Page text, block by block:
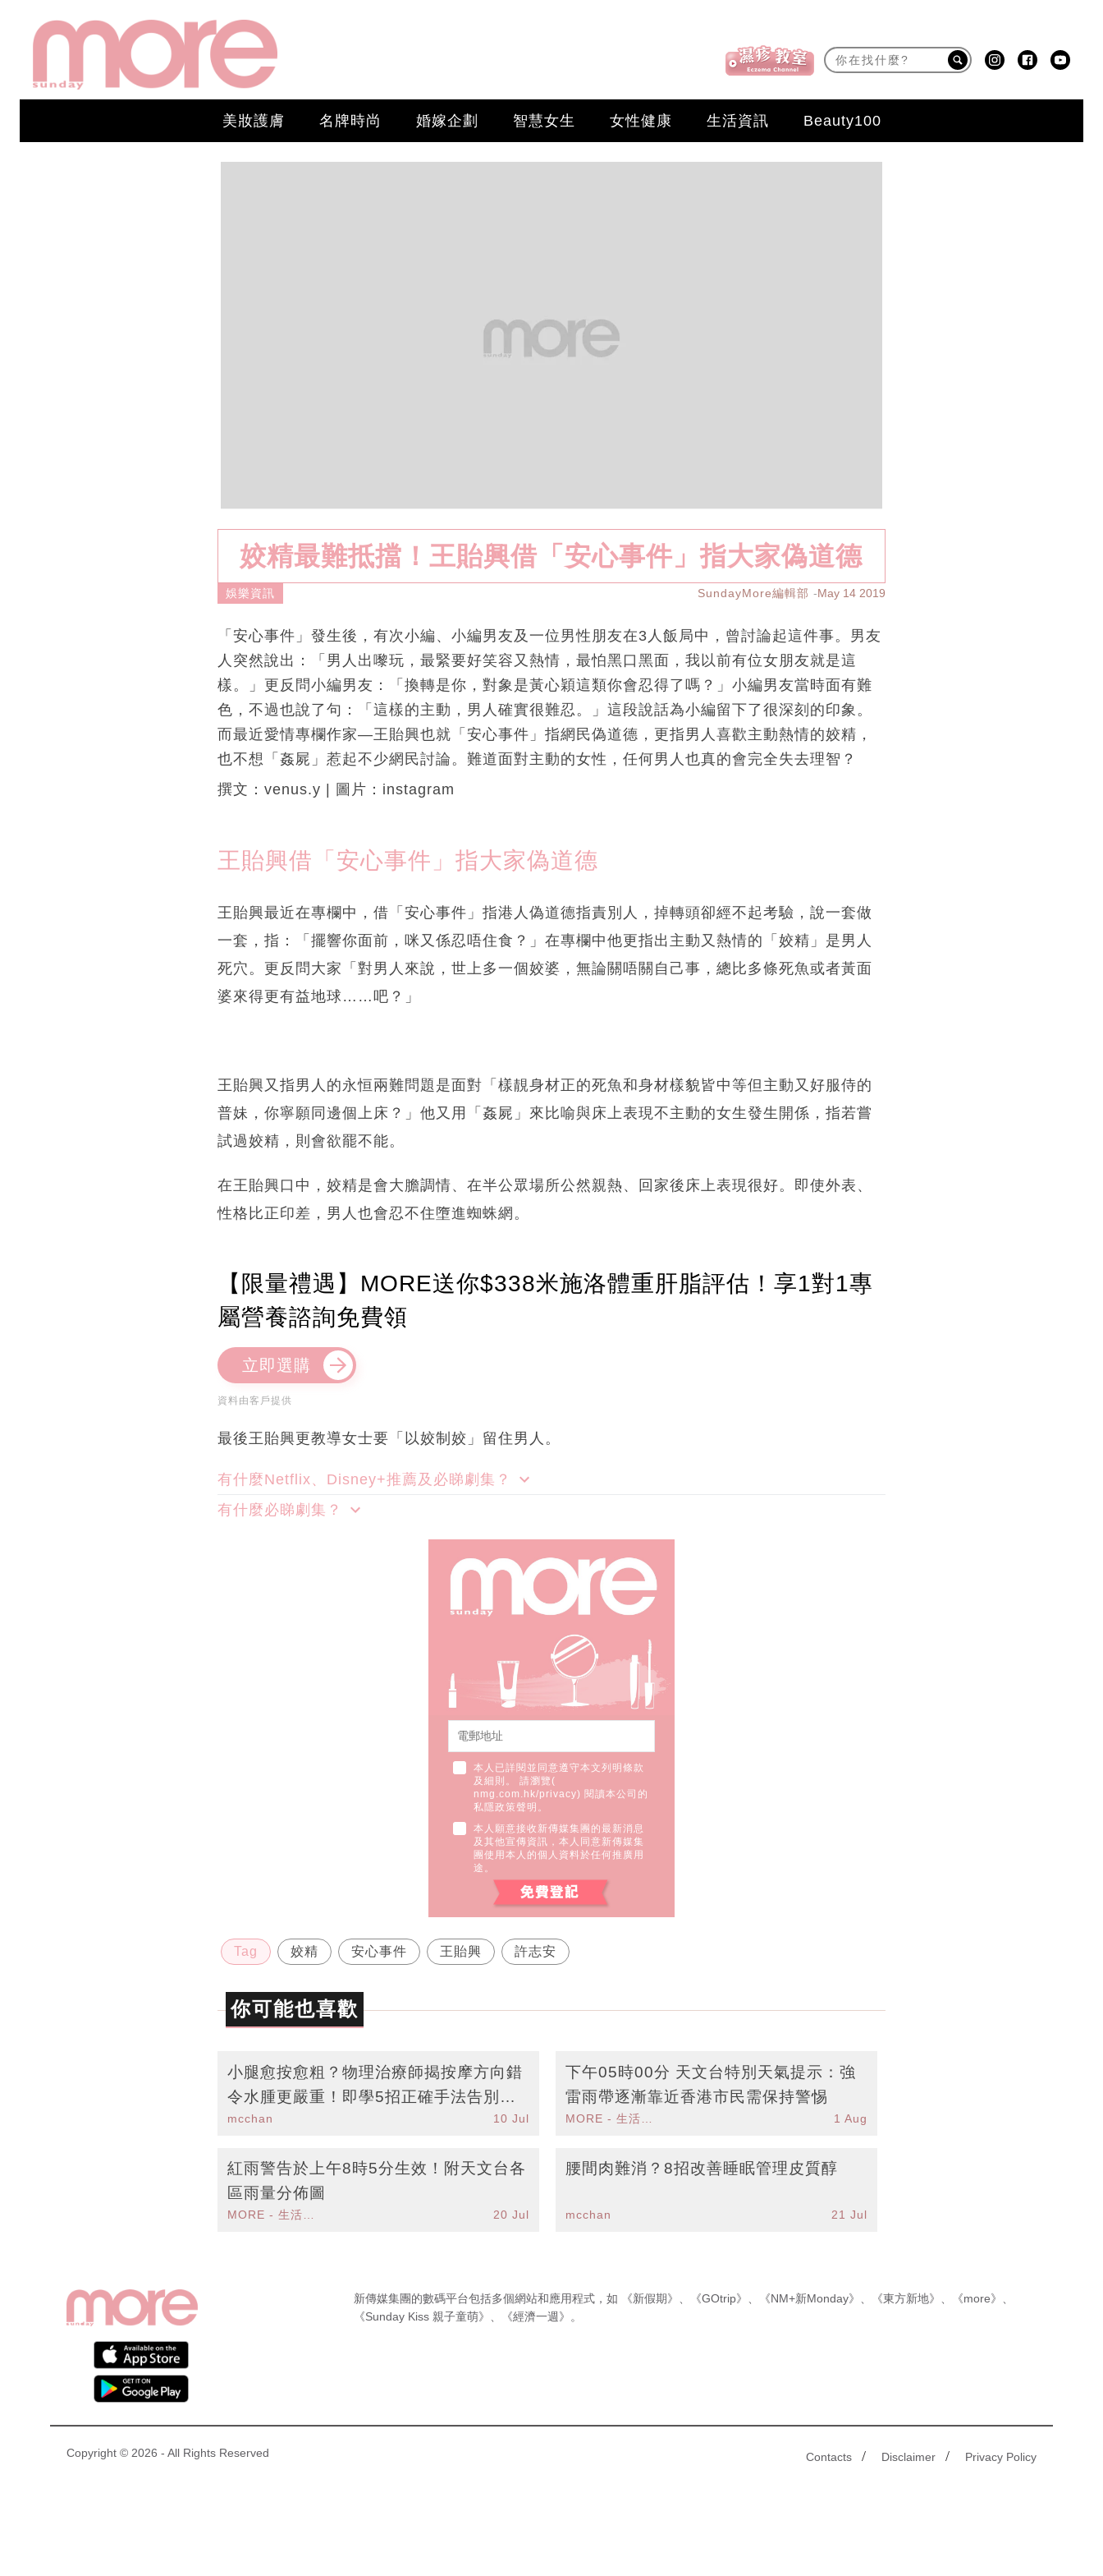
美妝護膚 名牌時尚 婚嫁企劃 智慧女生 女性健康 生活資訊 Beauty100
姣精最難抵擋！王貽興借「安心事件」指大家偽道德
娛樂資訊 SundayMore編輯部 May 14 2019
「安心事件」發生後，有次小編、小編男友及一位男性朋友在3人飯局中，曾討論起這件事。男友
人突然說出：「男人出嚟玩，最緊要好笑容又熱情，最怕黑口黑面，我以前有位女朋友就是這
樣。」更反問小編男友：「換轉是你，對象是黃心穎這類你會忍得了嗎？」小編男友當時面有難
色，不過也說了句：「這樣的主動，男人確實很難忍。」這段說話為小編留下了很深刻的印象。
而最近愛情專欄作家—王貽興也就「安心事件」指網民偽道德，更指男人喜歡主動熱情的姣精，
也不想「姦屍」惹起不少網民討論。難道面對主動的女性，任何男人也真的會完全失去理智？
撰文：venus.y | 圖片：instagram
王貽興借「安心事件」指大家偽道德
王貽興最近在專欄中，借「安心事件」指港人偽道德指責別人，掉轉頭卻經不起考驗，說一套做
一套，指：「擺響你面前，咪又係忍唔住食？」在專欄中他更指出主動又熱情的「姣精」是男人
死穴。更反問大家「對男人來說，世上多一個姣婆，無論關唔關自己事，總比多條死魚或者黃面
婆來得更有益地球……吧？」
王貽興又指男人的永恒兩難問題是面對「樣靚身材正的死魚和身材樣貌皆中等但主動又好服侍的
普妹，你寧願同邊個上床？」他又用「姦屍」來比喻與床上表現不主動的女生發生開係，指若嘗
試過姣精，則會欲罷不能。
在王貽興口中，姣精是會大膽調情、在半公眾場所公然親熱、回家後床上表現很好。即使外表、
性格比正印差，男人也會忍不住墮進蜘蛛網。
【限量禮遇】MORE送你$338米施洛體重肝脂評估！享1對1專
屬營養諮詢免費領
立即選購
資料由客戶提供
最後王貽興更教導女士要「以姣制姣」留住男人。
有什麼Netflix、Disney+推薦及必睇劇集？
有什麼必睇劇集？
本人已詳閱並同意遵守本文列明條款
及細則。 請瀏覽(
nmg.com.hk/privacy) 閱讀本公司的
私隱政策聲明。
本人願意接收新傳媒集團的最新消息
及其他宣傳資訊，本人同意新傳媒集
團使用本人的個人資料於任何推廣用
途。
Tag 姣精 安心事件 王貽興 許志安
你可能也喜歡
小腿愈按愈粗？物理治療師揭按摩方向錯
令水腫更嚴重！即學5招正確手法告別象
腿
mcchan 10 Jul
下午05時00分 天文台特別天氣提示：強
雷雨帶逐漸靠近香港市民需保持警惕
1 Aug
紅雨警告於上午8時5分生效！附天文台各
區雨量分佈圖
MORE - 生活品味 20 Jul
腰間肉難消？8招改善睡眠管理皮質醇
mcchan 21 Jul
新傳媒集團的數碼平台包括多個網站和應用程式，如 《新假期》 、 《GOtrip》 、 《NM+新Monday》 、 《東方新地》 、 《more》 、
《Sunday Kiss 親子童萌》 、 《經濟一週》 。
Contacts / Disclaimer / Privacy Policy
Copyright © 2026 - All Rights Reserved